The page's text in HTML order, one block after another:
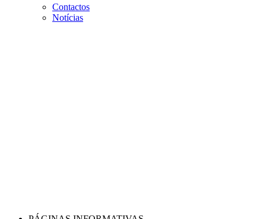
Contactos
Notícias